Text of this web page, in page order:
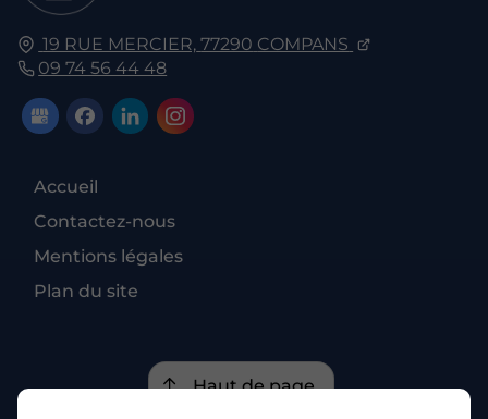
19 RUE MERCIER, 77290 COMPANS
09 74 56 44 48
Accueil
Contactez-nous
Mentions légales
Plan du site
Haut de page